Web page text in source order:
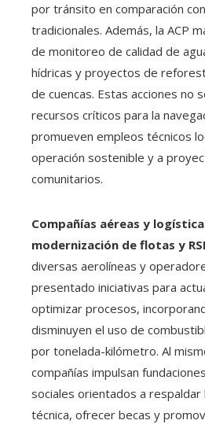
por tránsito en comparación
tradicionales. Además, la ACP
de monitoreo de calidad de
hídricas y proyectos de
de cuencas. Estas acciones no
recursos críticos para la
promueven empleos técnicos
operación sostenible y a
comunitarios.
Compañías aéreas y
modernización de flotas y
diversas aerolíneas y
presentado iniciativas para
optimizar procesos,
disminuyen el uso de
por tonelada-kilómetro. Al
compañías impulsan
sociales orientados a respaldar
técnica, ofrecer becas y